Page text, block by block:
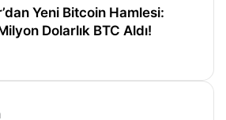
Yeni Bitcoin Hamlesi:
Dolarlık BTC Aldı!